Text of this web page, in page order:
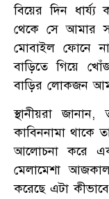
বিয়ের দিন
থেকে সে আমার
মোবাইল ফোনে
বাড়িতে গিয়ে
বাড়ির লোকজন
স্থানীয়রা
কাবিননামা থাকে
আলোচনা করে
মেলামেশা
করেছে এটা